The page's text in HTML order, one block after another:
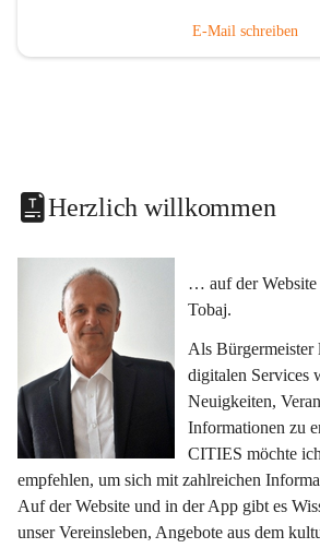
E-Mail schreiben
Herzlich willkommen
… auf der Website
Tobaj.
Als Bürgermeister
digitalen Services
Neuigkeiten,
Informationen zu
CITIES möchte
empfehlen, um sich mit zahlreichen
Auf der Website und in der App gibt es
unser Vereinsleben, Angebote aus dem